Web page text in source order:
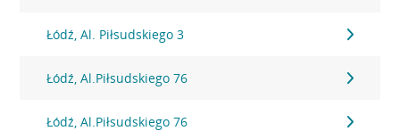
Łódź, Al. Piłsudskiego 3
Łódź, Al.Piłsudskiego 76
Łódź, Al.Piłsudskiego 76